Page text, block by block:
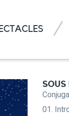
SOUS